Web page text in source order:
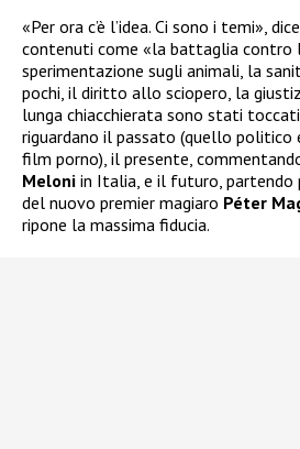
«Per ora c’è l’idea. Ci sono i temi»,
contenuti come «la battaglia contro
sperimentazione sugli animali, la
pochi, il diritto allo sciopero, la
lunga chiacchierata sono stati
riguardano il passato (quello politico
film porno), il presente,
Meloni in Italia, e il futuro, partendo
del nuovo premier magiaro Péter
ripone la massima fiducia.